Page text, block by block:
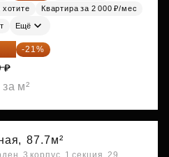
хотите
Квартира за 2 000 ₽/мес
Ещё
₽ -21%
₽
м²
87.7м²
3 корпус, 1 секция, 29